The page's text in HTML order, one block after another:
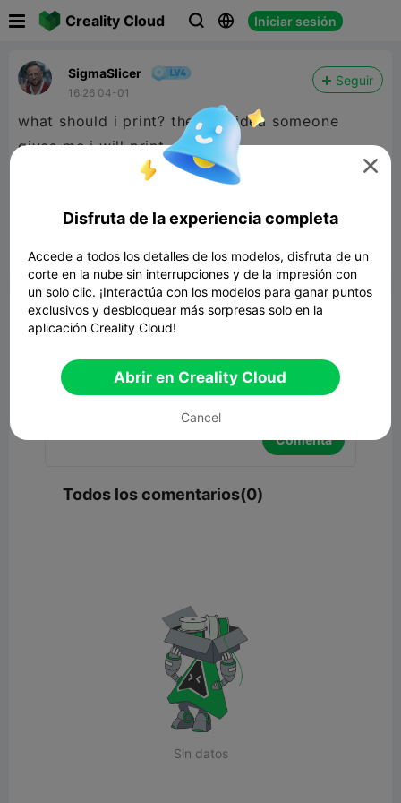
Creality Cloud   Iniciar sesión
SigmaSlicer
16:26 04-01
Seguir
what should i print? the first idea someone
gives me i will print
Modelo 3D relacionado
 Reporte 7  
Comentar
Comenta
Todos los comentarios(0)
Sin datos

Disfruta de la experiencia completa
Accede a todos los detalles de los modelos, disfruta de un
corte en la nube sin interrupciones y de la impresión con
un solo clic. ¡Interactúa con los modelos para ganar puntos
exclusivos y desbloquear más sorpresas solo en la
aplicación Creality Cloud!
Abrir en Creality Cloud
Cancel